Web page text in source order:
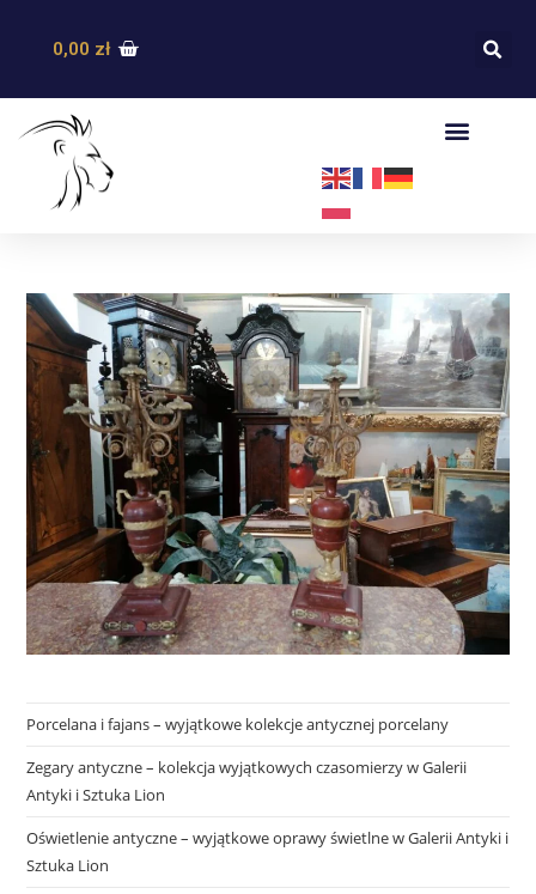
0,00 zł
Porcelana i fajans – wyjątkowe kolekcje antycznej porcelany
Zegary antyczne – kolekcja wyjątkowych czasomierzy w Galerii
Antyki i Sztuka Lion
Oświetlenie antyczne – wyjątkowe oprawy świetlne w Galerii Antyki i
Sztuka Lion